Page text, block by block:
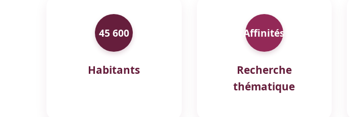
45 600
Habitants
Affinités
Recherche
thématique